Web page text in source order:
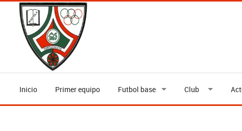
Inicio Primer equipo Futbol base Club